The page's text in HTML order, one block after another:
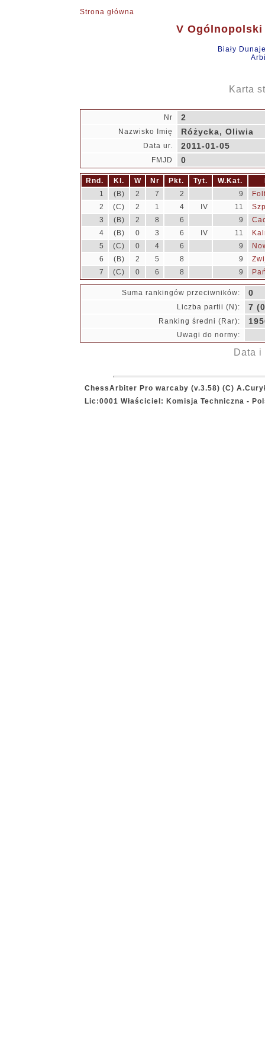
Strona główna
V
Biały
Karta
Nr 2
Nazwisko Imię Różycka, Oliwia
Data ur. 2011-01-05
FMJD 0
Rnd. Kl. W Nr Pkt. Tyt. W.Kat.
1
(B) 2 7 2 9
2
(C) 2 1 4 IV 11
3
(B) 2 8 6 9
4
(B) 0 3 6 IV 11
5
(C) 0 4 6 9
6
(B) 2 5 8 9
7
(C) 0 6 8 9
Suma rankingów przeciwników: 0
Liczba partii (N): 7
Ranking średni (Rar):
Uwagi do normy:
Data
ChessArbiter Pro warcaby (v.3.58) (C)
Lic:0001 Właściciel: Komisja Techniczna -